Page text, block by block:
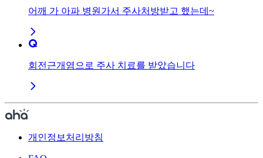
어깨 가 아파 병원가서 주사처방받고 했는데~
회전근개염으로 주사 치료를 받았습니다
개인정보처리방침